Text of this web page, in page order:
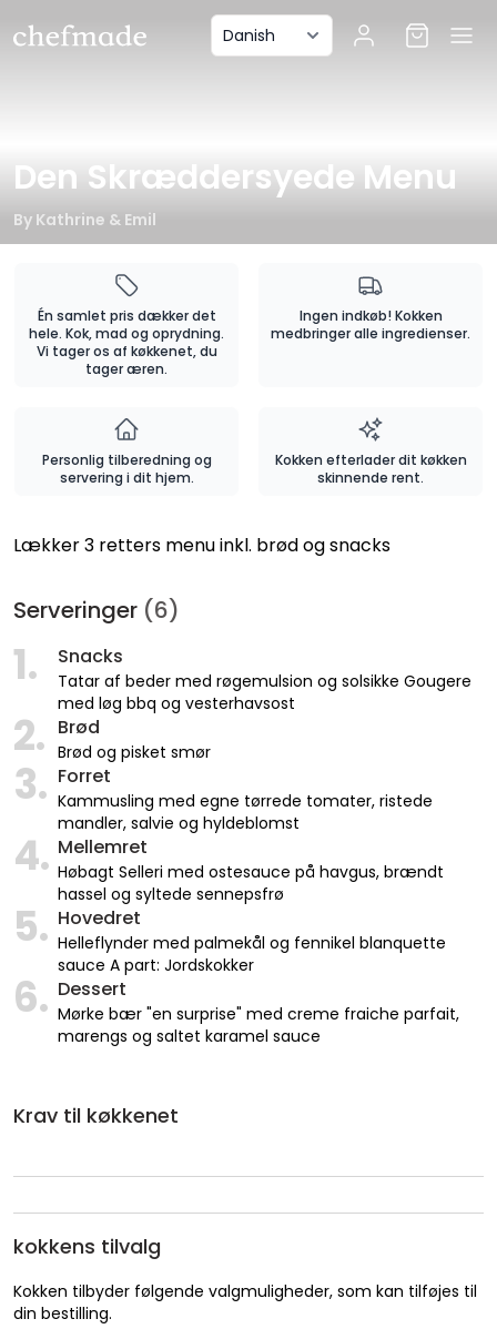
Den Skræddersyede Menu
By Kathrine & Emil
Én samlet pris dækker det
hele. Kok, mad og oprydning.
Vi tager os af køkkenet, du
tager æren.
Ingen indkøb! Kokken
medbringer alle ingredienser.
Personlig tilberedning og
servering i dit hjem.
Kokken efterlader dit køkken
skinnende rent.
Lækker 3 retters menu inkl. brød og snacks
Serveringer (6)
1. Snacks
Tatar af beder med røgemulsion og solsikke Gougere
med løg bbq og vesterhavsost
2. Brød
Brød og pisket smør
3. Forret
Kammusling med egne tørrede tomater, ristede
mandler, salvie og hyldeblomst
4. Mellemret
Høbagt Selleri med ostesauce på havgus, brændt
hassel og syltede sennepsfrø
5. Hovedret
Helleflynder med palmekål og fennikel blanquette
sauce A part: Jordskokker
6. Dessert
Mørke bær "en surprise" med creme fraiche parfait,
marengs og saltet karamel sauce
Krav til køkkenet
kokkens tilvalg
Kokken tilbyder følgende valgmuligheder, som kan tilføjes til
din bestilling.